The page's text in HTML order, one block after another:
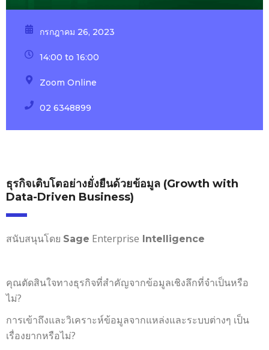
กรกฎาคม 26, 2023
14:00 to 16:00
Zoom Online
02 6348899
ธุรกิจเติบโตอย่างยั่งยืนด้วยข้อมูล (Growth with
Data-Driven Business)
สนับสนุนโดย Sage Enterprise Intelligence
คุณตัดสินใจทางธุรกิจที่สำคัญจากข้อมูลเชิงลึกที่จำเป็นหรือ
ไม่?
การเข้าถึงและวิเคราะห์ข้อมูลจากแหล่งและระบบต่างๆ เป็น
เรื่องยากหรือไม่?